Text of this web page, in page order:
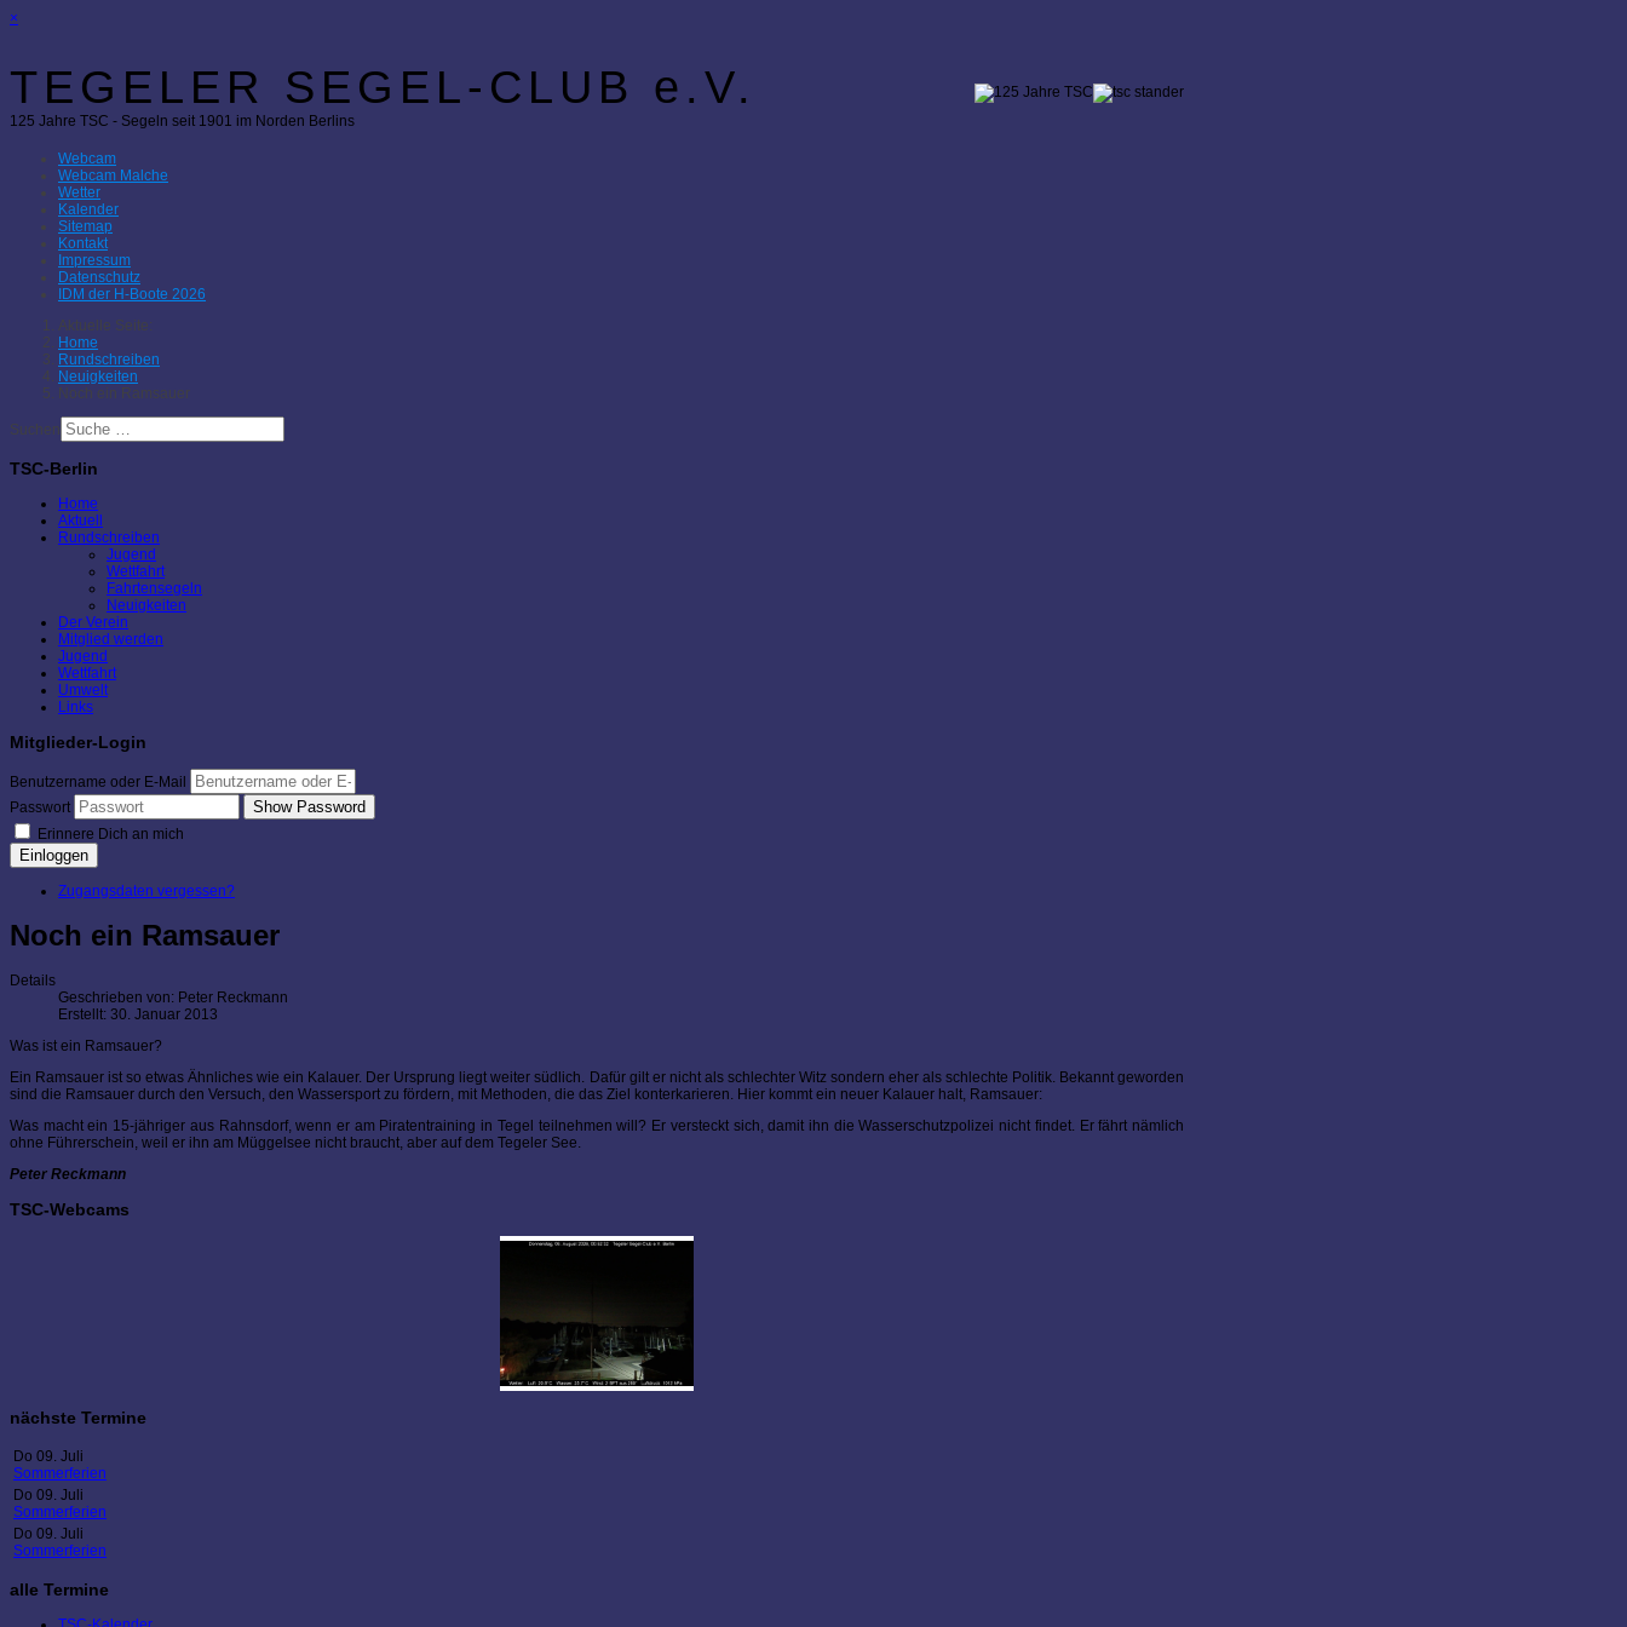
×
TEGELER SEGEL-CLUB e.V.
125 Jahre TSC - Segeln seit 1901 im Norden Berlins
Webcam
Webcam Malche
Wetter
Kalender
Sitemap
Kontakt
Impressum
Datenschutz
IDM der H-Boote 2026
Aktuelle Seite:
Home
Rundschreiben
Neuigkeiten
Noch ein Ramsauer
Suchen
TSC-Berlin
Home
Aktuell
Rundschreiben
Jugend
Wettfahrt
Fahrtensegeln
Neuigkeiten
Der Verein
Mitglied werden
Jugend
Wettfahrt
Umwelt
Links
Mitglieder-Login
Benutzername oder E-Mail
Passwort
Show Password
Erinnere Dich an mich
Einloggen
Zugangsdaten vergessen?
Noch ein Ramsauer
Details
Geschrieben von: Peter Reckmann
Erstellt: 30. Januar 2013
Was ist ein Ramsauer?
Ein Ramsauer ist so etwas Ähnliches wie ein Kalauer. Der Ursprung liegt weiter südlich. Dafür gilt er nicht als schlechter Witz sondern eher als schlechte Politik. Bekannt geworden
sind die Ramsauer durch den Versuch, den Wassersport zu fördern, mit Methoden, die das Ziel konterkarieren. Hier kommt ein neuer Kalauer halt, Ramsauer:
Was macht ein 15-jähriger aus Rahnsdorf, wenn er am Piratentraining in Tegel teilnehmen will? Er versteckt sich, damit ihn die Wasserschutzpolizei nicht findet. Er fährt nämlich
ohne Führerschein, weil er ihn am Müggelsee nicht braucht, aber auf dem Tegeler See.
Peter Reckmann
TSC-Webcams
nächste Termine
Do 09. Juli
Sommerferien
Do 09. Juli
Sommerferien
Do 09. Juli
Sommerferien
alle Termine